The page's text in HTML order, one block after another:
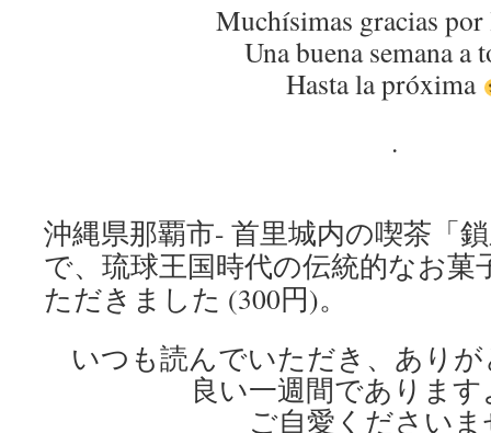
Muchísimas gracias por
Una buena semana a
Hasta la próxima
.
沖縄県那覇市- 首里城内の喫茶「
で、琉球王国時代の伝統的なお
ただきました (300円)。
いつも読んでいただき、あり
良い一週間でありま
ご自愛くださいま